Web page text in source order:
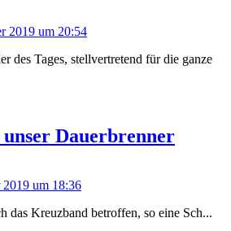
2019 um 20:54
des Tages, stellvertretend für die ganze
Dauerbrenner
um 18:36
das Kreuzband betroffen, so eine Sch...